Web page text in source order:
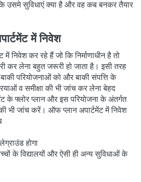
उसमे सुविधाएं क्या है और वह कब बनकर तैयार
में निवेश
निवेश कर रहे हैं जो कि निर्माणाधीन है तो
कर लेना बहुत जरूरी हो जाता है। इसी तरह
बाकी परियोजनाओं को और बाकी संपत्ति के
व समीक्षा की भी जांच कर लेना बेहद
के फ्लोर प्लान और इस परियोजना के अंतर्गत
भी जांच करें। ऑफ प्लान अपार्टमेंट में निवेश
होगा
के विद्यालयों और ऐसी ही अन्य सुविधाओं के